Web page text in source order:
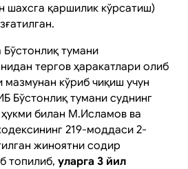
шахсга қаршилик кўрсатиш)
тумани
тергов ҳаракатлари олиб
кўриб чиқиш учун
Бўстонлиқ тумани суднинг
билан М.Исламов ва
219-моддаси 2-
жиноятни содир
топилиб, уларга 3 йил